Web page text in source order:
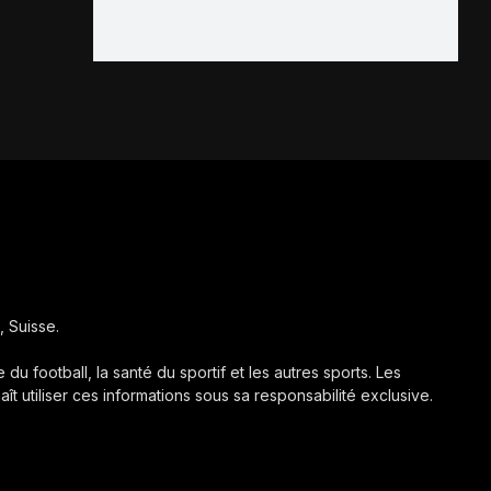
Suisse.
football, la santé du sportif et les autres sports. Les
utiliser ces informations sous sa responsabilité exclusive.